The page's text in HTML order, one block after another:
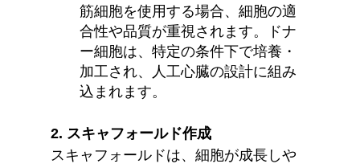
筋細胞を使用する場合、細胞の適
合性や品質が重視されます。ドナ
ー細胞は、特定の条件下で培養・
加工され、人工心臓の設計に組み
込まれます。
2. スキャフォールド作成
スキャフォールドは、細胞が成長しや